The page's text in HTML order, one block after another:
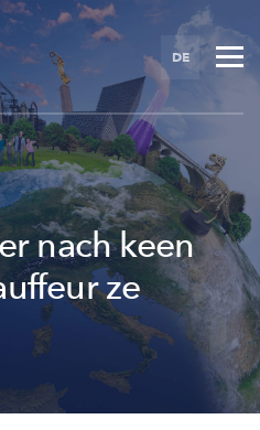
DE
nach keen
ze